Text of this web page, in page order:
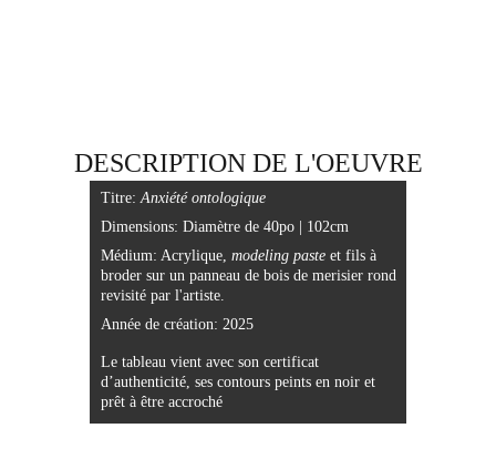
Titre: Anxiété ontologique
Dimensions: Diamètre de 40po | 102cm
Médium: Acrylique, modeling paste et fils à
broder sur un panneau de bois de merisier rond
revisité par l'artiste.
Année de création: 2025
Le tableau vient avec son certificat
d’authenticité, ses contours peints en noir et
prêt à être accroché
DESCRIPTION DE L'OEUVRE